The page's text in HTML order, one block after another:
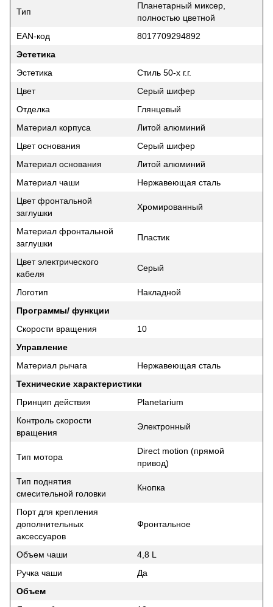
Тип
Планетарный миксер,
полностью цветной
EAN-код
8017709294892
Эстетика
Эстетика
Стиль 50-х г.г.
Цвет
Серый шифер
Отделка
Глянцевый
Материал корпуса
Литой алюминий
Цвет основания
Серый шифер
Материал основания
Литой алюминий
Материал чаши
Нержавеющая сталь
Цвет фронтальной
заглушки
Хромированный
Материал фронтальной
заглушки
Пластик
Цвет электрического
кабеля
Серый
Логотип
Накладной
Программы/ функции
Скорости вращения
10
Управление
Материал рычага
Нержавеющая сталь
Технические характеристики
Принцип действия
Planetarium
Контроль скорости
вращения
Электронный
Тип мотора
Direct motion (прямой
привод)
Тип поднятия
смесительной головки
Кнопка
Порт для крепления
дополнительных
аксессуаров
Фронтальное
Объем чаши
4,8 L
Ручка чаши
Да
Объем